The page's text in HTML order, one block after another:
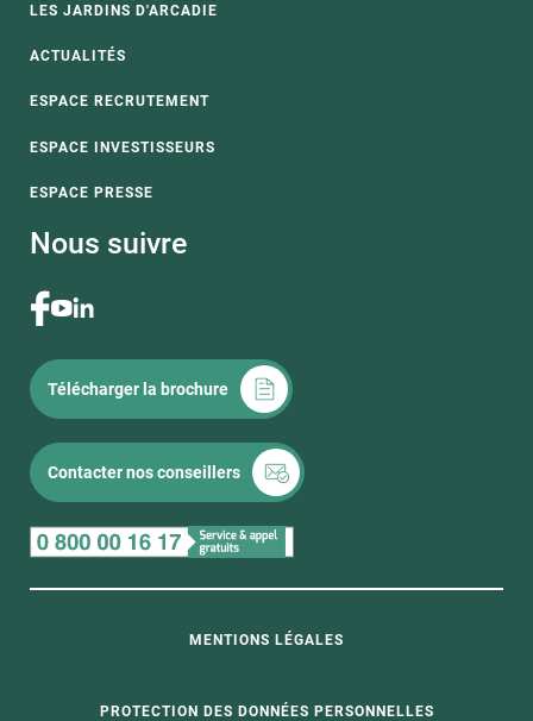
LES JARDINS D'ARCADIE
ACTUALITÉS
ESPACE RECRUTEMENT
ESPACE INVESTISSEURS
ESPACE PRESSE
Nous suivre
Télécharger la brochure
Contacter nos conseillers
MENTIONS LÉGALES
PROTECTION DES DONNÉES PERSONNELLES